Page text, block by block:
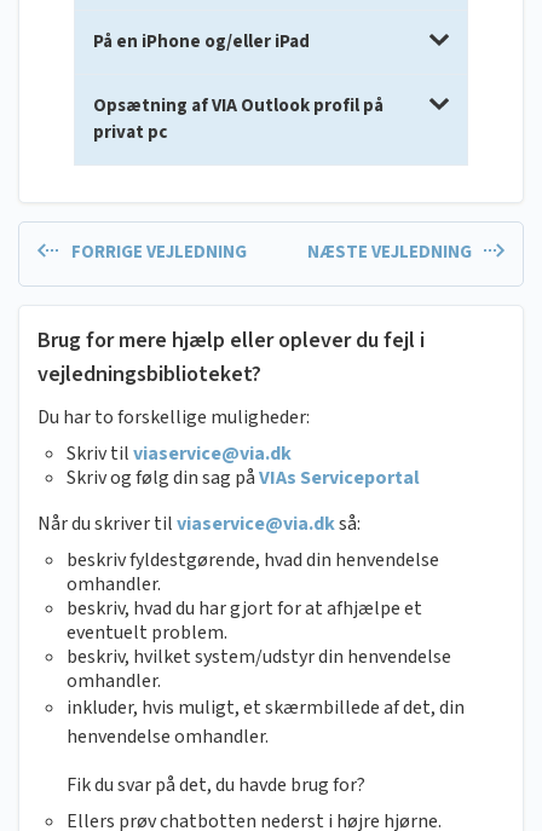
På en iPhone og/eller iPad
Opsætning af VIA Outlook profil på
privat pc
FORRIGE VEJLEDNING NÆSTE VEJLEDNING
Brug for mere hjælp eller oplever du fejl i
vejledningsbiblioteket?
Du har to forskellige muligheder:
Skriv tilviaservice@via.dk
Skriv og følg din sag påVIAs Serviceportal
Når du skriver tilviaservice@via.dkså:
beskriv fyldestgørende, hvad din henvendelse
omhandler.
beskriv, hvad du har gjort for at afhjælpe et
eventuelt problem.
beskriv, hvilket system/udstyr din henvendelse
omhandler.
inkluder, hvis muligt, et skærmbillede af det, din
henvendelse omhandler.
Fik du svar på det, du havde brug for?
Ellers prøv chatbotten nederst i højre hjørne.